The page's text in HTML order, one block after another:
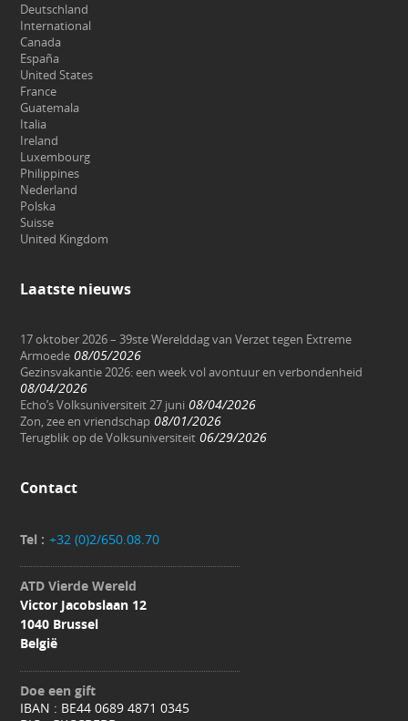
Deutschland
International
Canada
España
United States
France
Guatemala
Italia
Ireland
Luxembourg
Philippines
Nederland
Polska
Suisse
United Kingdom
Laatste nieuws
17 oktober 2026 – 39ste Werelddag van Verzet tegen Extreme
Armoede 08/05/2026
Gezinsvakantie 2026: een week vol avontuur en verbondenheid
08/04/2026
Echo’s Volksuniversiteit 27 juni 08/04/2026
Zon, zee en vriendschap 08/01/2026
Terugblik op de Volksuniversiteit 06/29/2026
Contact
Tel : +32 (0)2/650.08.70
ATD Vierde Wereld
Victor Jacobslaan 12
1040 Brussel
België
Doe een gift
IBAN : BE44 0689 4871 0345